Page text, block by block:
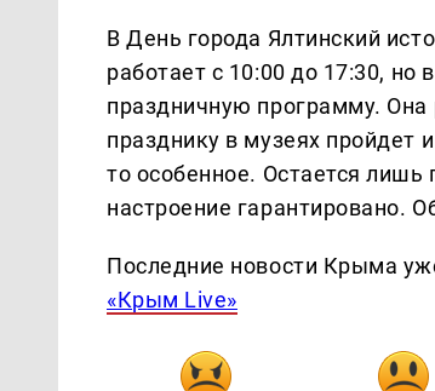
В День города Ялтинский
работает с 10:00 до 17:30,
праздничную программу. Она
празднику в музеях пройдет
то особенное. Остается
настроение гарантировано.
Последние новости Крыма
«Крым Live»